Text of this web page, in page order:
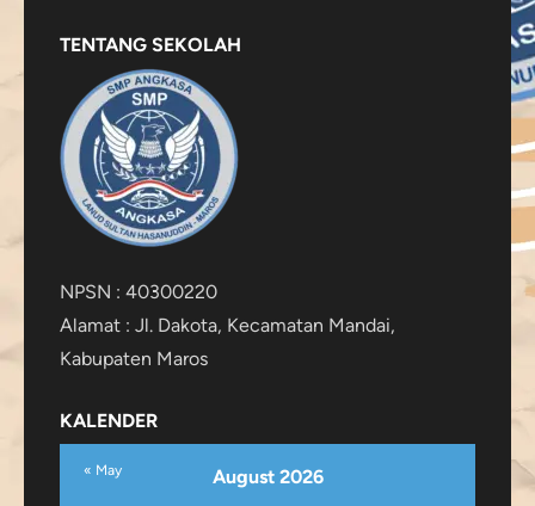
TENTANG SEKOLAH
NPSN : 40300220
Alamat : Jl. Dakota, Kecamatan Mandai,
Kabupaten Maros
KALENDER
August 2026
« May